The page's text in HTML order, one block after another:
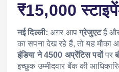
₹15,000
नई दिल्ली: अगर आपग्रेजुएटहैं
का सपना देख रहे हैं, तो यह
इंडिया ने 4500 अप्रेंटिस पदोंपर
इच्छुक उम्मीदवार बैंक की